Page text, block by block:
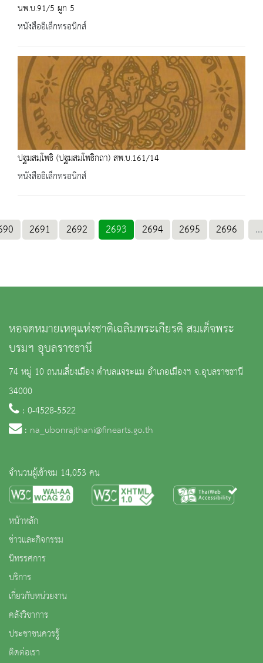
นพ.บ.91/5 ผูก 5
หนังสืออิเล็กทรอนิกส์
ปฐมสมฺโพธิ (ปฐมสมโพธิกถา) สพ.บ.161/14
หนังสืออิเล็กทรอนิกส์
2691 2692 2693 2694 2695 2696 ...
หอจดหมายเหตุแห่งชาติเฉลิมพระเกียรติ สมเด็จพระ
บรมฯ อุบลราชธานี
74 หมู่ 10 ถนนเลี่ยงเมือง ตำบลแจระแม อำเภอเมืองฯ จ.อุบลราชธานี
34000
: 0-4528-5522
: na_ubonrajthani@finearts.go.th
จำนวนผู้เข้าชม 14,053 คน
หน้าหลัก
ข่าวและกิจกรรม
นิทรรศการ
บริการ
เกี่ยวกับหน่วยงาน
คลังวิชาการ
ประชาชนควรรู้
ติดต่อเรา